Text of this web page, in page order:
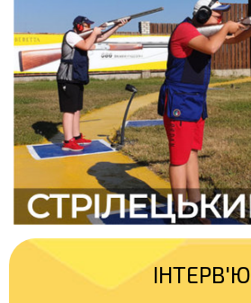
ІНТЕРВ'Ю